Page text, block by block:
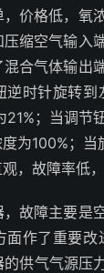
价格低，氧
缩空气输入
合气体输出
逆时针旋转
21%；当调节
为100%；
，故障率低
故障主要是
面作了重要
供气气源压